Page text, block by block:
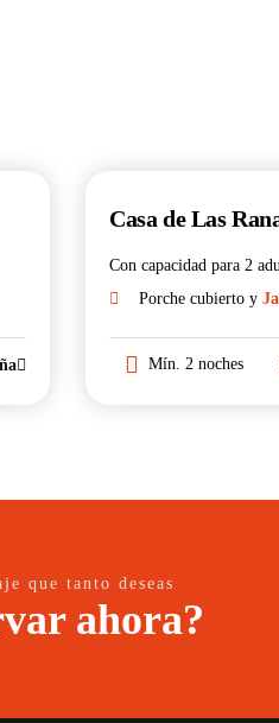
Casa de Las
Con capacidad para 2
Porche cubierto y
Mín. 2 noches
que tanto deseas
ahora?